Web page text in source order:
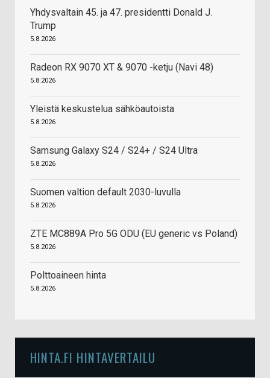
Yhdysvaltain 45. ja 47. presidentti Donald J.
Trump
5.8.2026
Radeon RX 9070 XT & 9070 -ketju (Navi 48)
5.8.2026
Yleistä keskustelua sähköautoista
5.8.2026
Samsung Galaxy S24 / S24+ / S24 Ultra
5.8.2026
Suomen valtion default 2030-luvulla
5.8.2026
ZTE MC889A Pro 5G ODU (EU generic vs Poland)
5.8.2026
Polttoaineen hinta
5.8.2026
HINTA.FI HINTAVERTAILU